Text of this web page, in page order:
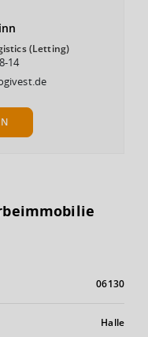
(Letting)
14
06130
Halle